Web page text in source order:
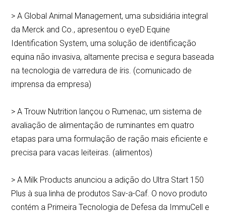
> A Global Animal Management, uma subsidiária integral
da Merck and Co., apresentou o eyeD Equine
Identification System, uma solução de identificação
equina não invasiva, altamente precisa e segura baseada
na tecnologia de varredura de íris. (comunicado de
imprensa da empresa)
> A Trouw Nutrition lançou o Rumenac, um sistema de
avaliação de alimentação de ruminantes em quatro
etapas para uma formulação de ração mais eficiente e
precisa para vacas leiteiras. (alimentos)
> A Milk Products anunciou a adição do Ultra Start 150
Plus à sua linha de produtos Sav-a-Caf. O novo produto
contém a Primeira Tecnologia de Defesa da ImmuCell e